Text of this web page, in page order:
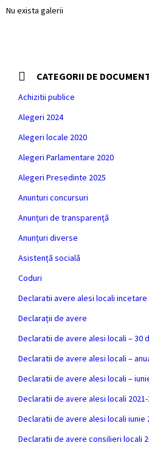
Nu exista galerii
CATEGORII DE
Achizitii publice
Alegeri 2024
Alegeri locale 2020
Alegeri Parlamentare 2020
Alegeri Presedinte 2025
Anunturi concursuri
Anunțuri de transparență
Anunțuri diverse
Asistență socială
Coduri
Declaratii avere alesi locali incetare
Declarații de avere
Declaratii de avere alesi locali – 30
Declaratii de avere alesi locali –
Declaratii de avere alesi locali –
Declaratii de avere alesi locali
Declaratii de avere alesi locali iunie
Declaratii de avere consilieri locali